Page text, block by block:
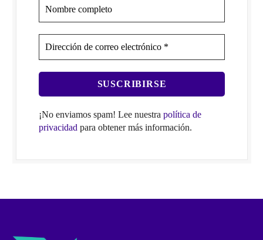
¡No enviamos spam! Lee nuestra política de
privacidad para obtener más información.